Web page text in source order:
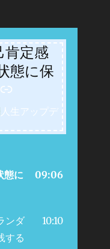
肯定感
態に保
人生アップデ
態に
09:06
ンダ
する
10:10